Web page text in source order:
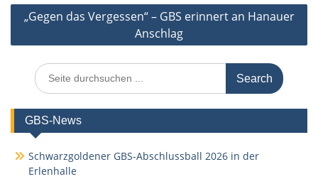
„Gegen das Vergessen“ – GBS erinnert an Hanauer
Anschlag
Search
for:
GBS-News
Schwarzgoldener GBS-Abschlussball 2026 in der
Erlenhalle